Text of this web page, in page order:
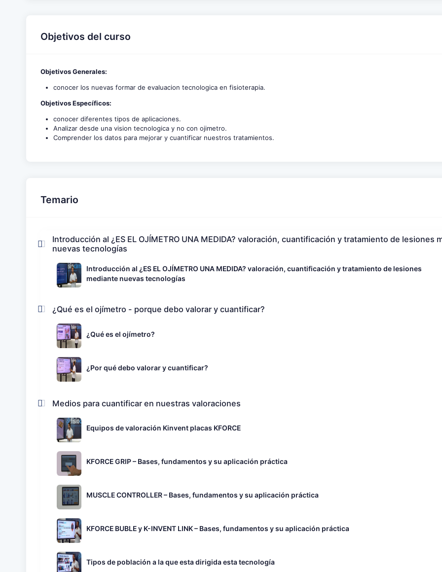
Objetivos del curso
Objetivos Generales:
conocer los nuevas formar de evaluacion tecnologica en fisioterapia.
Objetivos Específicos:
conocer diferentes tipos de aplicaciones.
Analizar desde una vision tecnologica y no con ojimetro.
Comprender los datos para mejorar y cuantificar nuestros tratamientos.
Temario
Introducción al ¿ES EL OJÍMETRO UNA MEDIDA? valoración, cuantificación y tratamiento de lesiones
nuevas tecnologías
Introducción al ¿ES EL OJÍMETRO UNA MEDIDA? valoración, cuantificación y tratamiento de lesiones
mediante nuevas tecnologías
¿Qué es el ojímetro - porque debo valorar y cuantificar?
¿Qué es el ojímetro?
¿Por qué debo valorar y cuantificar?
Medios para cuantificar en nuestras valoraciones
Equipos de valoración Kinvent placas KFORCE
KFORCE GRIP – Bases, fundamentos y su aplicación práctica
MUSCLE CONTROLLER – Bases, fundamentos y su aplicación práctica
KFORCE BUBLE y K-INVENT LINK – Bases, fundamentos y su aplicación práctica
Tipos de población a la que esta dirigida esta tecnología